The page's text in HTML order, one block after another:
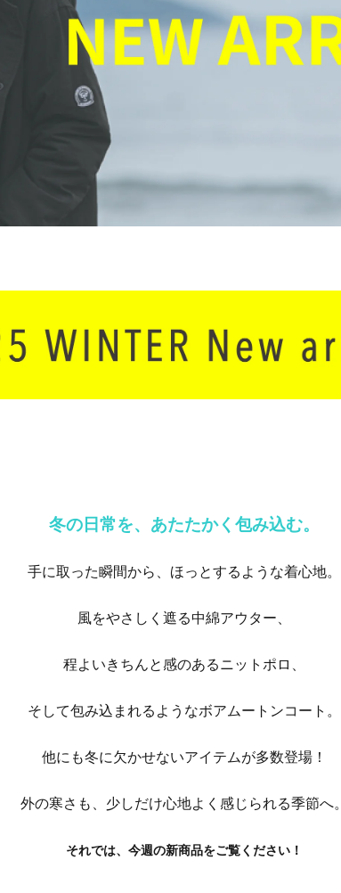
冬の日常を、あたたかく包み込む。
手に取った瞬間から、ほっとするような着心地。
風をやさしく遮る中綿アウター、
程よいきちんと感のあるニットポロ、
そして包み込まれるようなボアムートンコート。
他にも冬に欠かせないアイテムが多数登場！
外の寒さも、少しだけ心地よく感じられる季節へ。
それでは、今週の新商品をご覧ください！